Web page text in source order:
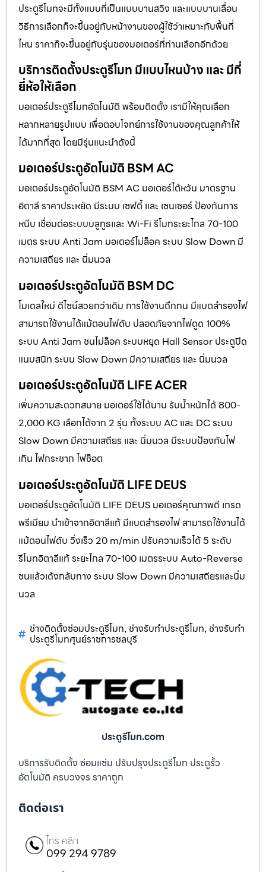
ประตูรีโมทจะมีทั้งแบบที่เป็นแบบบานสวิง และแบบบานเลื่อน
วิธีการเลือกก็จะขึ้นอยู่กับหน้างานของผู้ใช้ว่าเหมาะกับพื้นที่
ไหน ราคาก็จะขึ้นอยู่กับรุ่นของมอเตอร์ที่ท่านเลือกอีกด้วย
บริการติดตั้งประตูรีโมท มีแบบไหนบ้าง และ มีกี่
ยี่ห้อให้เลือก
มอเตอร์ประตูรีโมทอัตโนมัติ พร้อมติดตั้ง เรามีให้คุณเลือก
หลากหลายรูปแบบ เพื่อตอบโจทย์การใช้งานของคุณลูกค้าให้
ได้มากที่สุด โดยมีรุ่นแนะนำดังนี้
มอเตอร์ประตูอัตโนมัติ BSM AC
มอเตอร์ประตูอัตโนมัติ BSM AC มอเตอร์ไต้หวัน มาตรฐาน
อิตาลี ราคาประหยัด มีระบบ เซฟตี้ และ เซนเซอร์ ป้องกันการ
หนีบ เชื่อมต่อระบบบลูทูธและ Wi-Fi รีโมทระยะไกล 70-100
เมตร ระบบ Anti Jam มอเตอร์ไม่ล็อค ระบบ Slow Down มี
ความเสถียร และ นิ่มนวล
มอเตอร์ประตูอัตโนมัติ BSM DC
โมเดลใหม่ ดีไซน์สวยกว่าเดิม การใช้งานถึกทน มีแบตสำรองไฟ
สามารถใช้งานได้แม้ตอนไฟดับ ปลอดภัยจากไฟดูด 100%
ระบบ Anti Jam ชนไม่ล็อค ระบบหยุด Hall Sensor ประตูปิด
แนบสนิท ระบบ Slow Down มีความเสถียร และ นิ่มนวล
มอเตอร์ประตูอัตโนมัติ LIFE ACER
เพิ่มความสะดวกสบาย มอเตอร์ใช้ได้นาน รับน้ำหนักได้ 800-
2,000 KG เลือกได้จาก 2 รุ่น ทั้งระบบ AC และ DC ระบบ
Slow Down มีความเสถียร และ นิ่มนวล มีระบบป้องกันไฟ
เกิน ไฟกระชาก ไฟช็อต
มอเตอร์ประตูอัตโนมัติ LIFE DEUS
มอเตอร์ประตูอัตโนมัติ LIFE DEUS มอเตอร์คุณภาพดี เกรด
พรีเมียม นำเข้าจากอิตาลีแท้ มีแบตสำรองไฟ สามารถใช้งานได้
แม้ตอนไฟดับ วิ่งเร็ว 20 m/min ปรับความเร็วได้ 5 ระดับ
รีโมทอิตาลีแท้ ระยะไกล 70-100 เมตรระบบ Auto-Reverse
ชนแล้วเด้งกลับทาง ระบบ Slow Down มีความเสถียรและนิ่ม
นวล
ช่างติดตั้งซ่อมประตูรีโมท, ช่างรับทำประตูรีโมท, ช่างรับทำ
ประตูรีโมทศุนย์ราชการชลบุรี
ประตูรีโมท.com
บริการรับติดตั้ง ซ่อมแซ่ม ปรับปรุงประตูรีโมท ประตูรั้ว
อัตโนมัติ ครบวงจร ราคาถูก
ติดต่อเรา
โทร คลิก
099 294 9789